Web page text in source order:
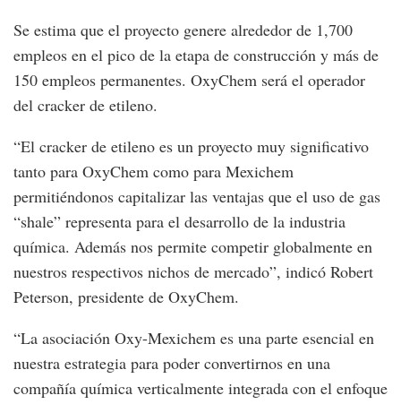
Se estima que el proyecto genere alrededor de 1,700
empleos en el pico de la etapa de construcción y más de
150 empleos permanentes. OxyChem será el operador
del cracker de etileno.
“El cracker de etileno es un proyecto muy significativo
tanto para OxyChem como para Mexichem
permitiéndonos capitalizar las ventajas que el uso de gas
“shale” representa para el desarrollo de la industria
química. Además nos permite competir globalmente en
nuestros respectivos nichos de mercado”, indicó Robert
Peterson, presidente de OxyChem.
“La asociación Oxy-Mexichem es una parte esencial en
nuestra estrategia para poder convertirnos en una
compañía química verticalmente integrada con el enfoque